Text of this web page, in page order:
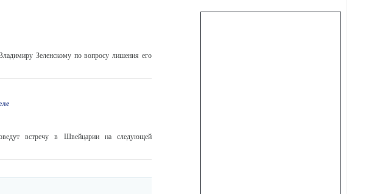
Зеленскому по вопросу лишения его
встречу в Швейцарии на следующей